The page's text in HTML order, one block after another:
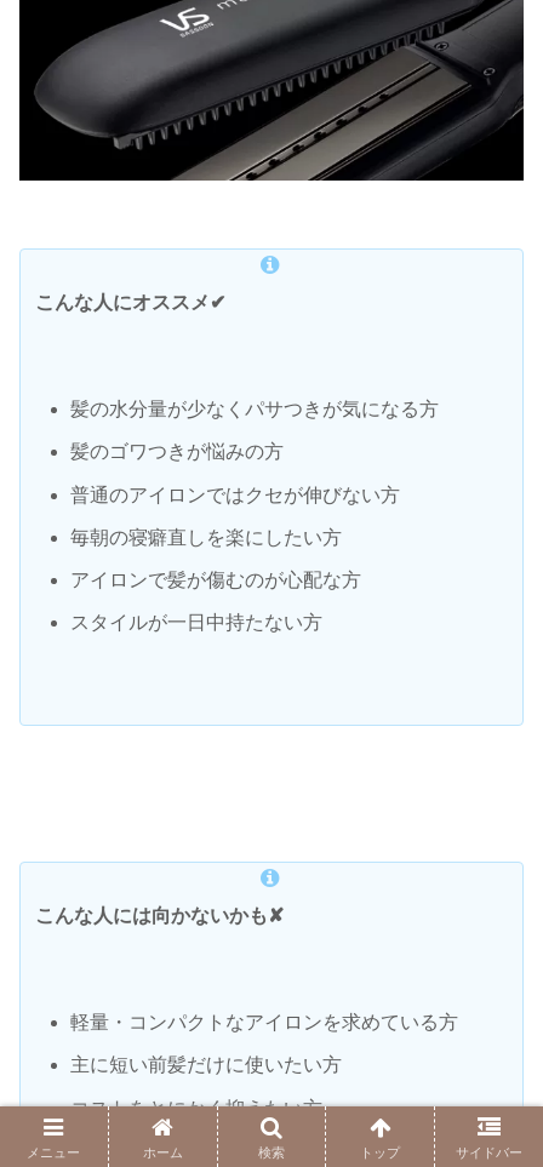
こんな人にオススメ✔
髪の水分量が少なくパサつきが気になる方
髪のゴワつきが悩みの方
普通のアイロンではクセが伸びない方
毎朝の寝癖直しを楽にしたい方
アイロンで髪が傷むのが心配な方
スタイルが一日中持たない方
こんな人には向かないかも✘
軽量・コンパクトなアイロンを求めている方
主に短い前髪だけに使いたい方
コストをとにかく抑えたい方
メニュー ホーム 検索 トップ サイドバー